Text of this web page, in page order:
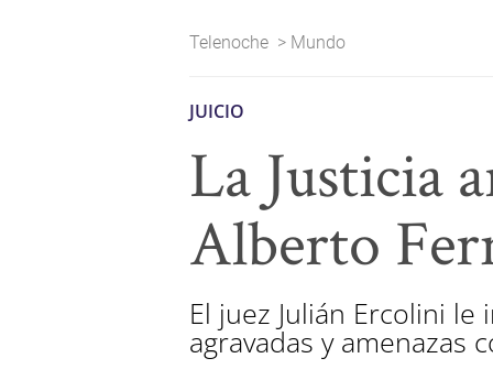
Telenoche > Mundo
JUICIO
La Justicia
Alberto
El juez Julián Ercolini
agravadas y amenazas